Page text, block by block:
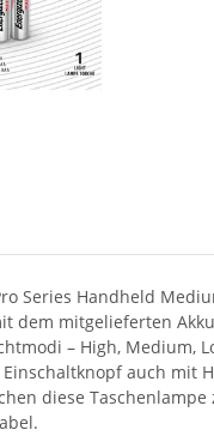
Series Handheld
dem mitgelieferten
– High, Medium,
auch
diese